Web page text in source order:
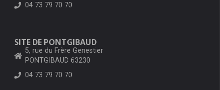
04 73 79 70 70
SITE DE PONTGIBAUD
5, rue du Frère Genestier
PONTGIBAUD 63230
04 73 79 70 70